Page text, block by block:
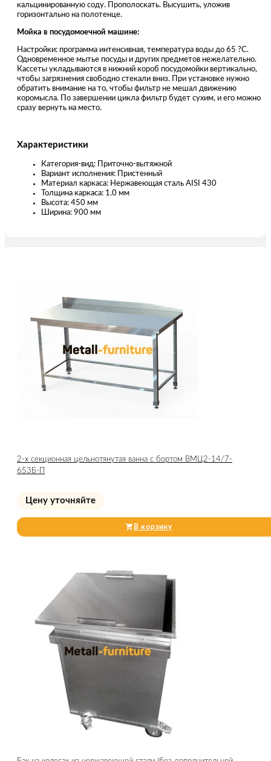
кальцинированную соду. Прополоскать. Высушить, уложив
горизонтально на полотенце.
Мойка в посудомоечной машине:
Настройки: программа интенсивная, температура воды до 65 ?С.
Одновременное мытье посуды и других предметов нежелательно.
Кассеты укладываются в нижний короб посудомойки вертикально,
чтобы загрязнения свободно стекали вниз. При установке нужно
обратить внимание на то, чтобы фильтр не мешал движению
коромысла. По завершении цикла фильтр будет сухим, и его можно
сразу вернуть на место.
Характеристики
Категория-вид: Приточно-вытяжной
Вариант исполнения: Пристенный
Материал каркаса: Нержавеющая сталь AISI 430
Толщина каркаса: 1.0 мм
Высота: 450 мм
Ширина: 900 мм
2-х секционная цельнотянутая ванна с бортом ВМЦ2-14/7-
653Б-П
Цену уточняйте
В корзину